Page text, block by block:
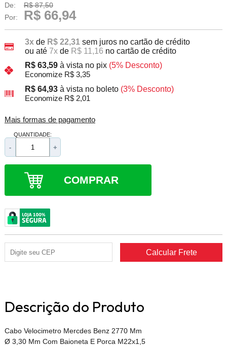
De:
R$ 87,50
Por:
R$ 66,94
3xde R$ 22,31 sem juros no cartão de crédito
ou até 7xde R$ 11,16 no cartão de crédito
R$ 63,59 à vista no pix (5% Desconto)
Economize R$ 3,35
R$ 64,93 à vista no boleto (3% Desconto)
Economize R$ 2,01
Mais formas de pagamento
QUANTIDADE:
- +
COMPRAR
Descrição do Produto
Cabo Velocimetro Mercdes Benz 2770 Mm
Ø 3,30 Mm Com Baioneta E Porca M22x1,5